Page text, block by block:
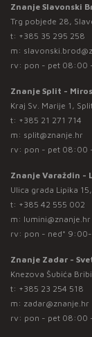
Znanje Slavonski
Trg pobjede 28,
t: +385 35 295 258
m:
rv: pon - pet 08:00
Znanje Split -
Kraj Sv. Marije 1,
t: +385 21 271 714
m: split@znanje.hr
rv: pon - pet 08:00
Znanje Varaždin -
Ulica grada Lipika
t: +385 42 555 002
m: lumini@znanje.hr
rv: pon - ned*
Znanje Zadar -
Knezova Šubića
t: +385 23 254 518
m: zadar@znanje.hr
rv: pon - pet 08:00